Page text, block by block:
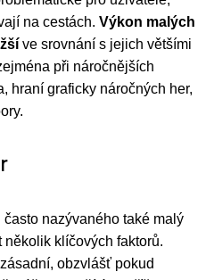
na cestách. Výkon malých
ve srovnání s jejich většími
při náročnějších
hraní graficky náročných her,
nazývaného také malý
klíčových faktorů.
obzvlášť pokud